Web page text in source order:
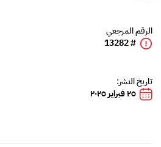
الرقم المرجعي
# 13282
تاريخ النشر:
٢٥ فبراير ٢٠٢٥